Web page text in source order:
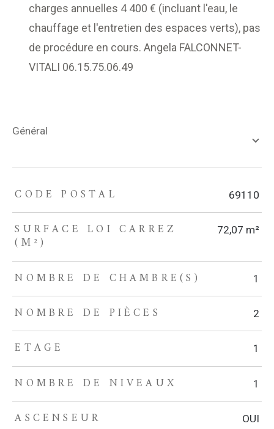
charges annuelles 4 400 € (incluant l'eau, le
chauffage et l'entretien des espaces verts), pas
de procédure en cours. Angela FALCONNET-
VITALI 06.15.75.06.49
général
TRAD_ZEPHYR_Caracteristique TRAD_ZEPHYR_Valeurs
CODE POSTAL 69110
SURFACE LOI CARREZ
(M²)
72,07 m²
NOMBRE DE CHAMBRE(S) 1
NOMBRE DE PIÈCES 2
ETAGE 1
NOMBRE DE NIVEAUX 1
ASCENSEUR OUI